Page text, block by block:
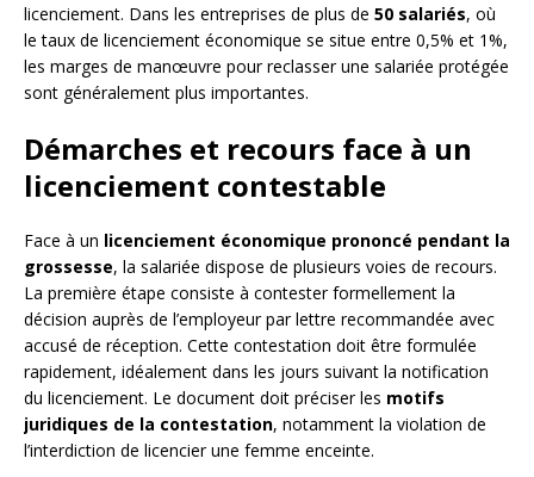
licenciement. Dans les entreprises de plus de 50 salariés, où
le taux de licenciement économique se situe entre 0,5% et 1%,
les marges de manœuvre pour reclasser une salariée protégée
sont généralement plus importantes.
Démarches et recours face à un
licenciement contestable
Face à un licenciement économique prononcé pendant la
grossesse, la salariée dispose de plusieurs voies de recours.
La première étape consiste à contester formellement la
décision auprès de l’employeur par lettre recommandée avec
accusé de réception. Cette contestation doit être formulée
rapidement, idéalement dans les jours suivant la notification
du licenciement. Le document doit préciser les motifs
juridiques de la contestation, notamment la violation de
l’interdiction de licencier une femme enceinte.